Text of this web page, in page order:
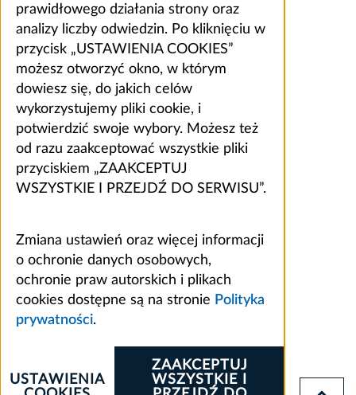
prawidłowego działania strony oraz
analizy liczby odwiedzin. Po kliknięciu w
przycisk „USTAWIENIA COOKIES”
możesz otworzyć okno, w którym
dowiesz się, do jakich celów
wykorzystujemy pliki cookie, i
potwierdzić swoje wybory. Możesz też
od razu zaakceptować wszystkie pliki
przyciskiem „ZAAKCEPTUJ
WSZYSTKIE I PRZEJDŹ DO SERWISU”.
Zmiana ustawień oraz więcej informacji
o ochronie danych osobowych,
ochronie praw autorskich i plikach
cookies dostępne są na stronie Polityka
prywatności.
ZAAKCEPTUJ
WSZYSTKIE I
USTAWIENIA